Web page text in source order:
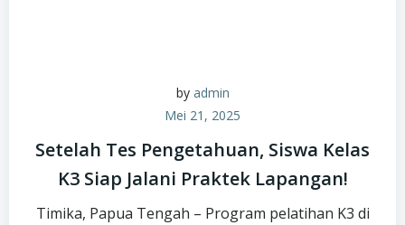
by admin
Mei 21, 2025
Setelah Tes Pengetahuan, Siswa Kelas
K3 Siap Jalani Praktek Lapangan!
Timika, Papua Tengah – Program pelatihan K3 di